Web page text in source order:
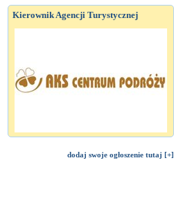
Kierownik Agencji Turystycznej
dodaj swoje ogłoszenie tutaj [+]